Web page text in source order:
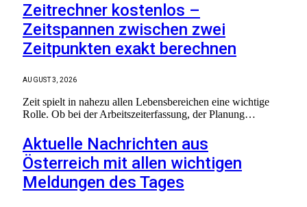
Zeitrechner kostenlos –
Zeitspannen zwischen zwei
Zeitpunkten exakt berechnen
AUGUST 3, 2026
Zeit spielt in nahezu allen Lebensbereichen eine wichtige
Rolle. Ob bei der Arbeitszeiterfassung, der Planung…
Aktuelle Nachrichten aus
Österreich mit allen wichtigen
Meldungen des Tages